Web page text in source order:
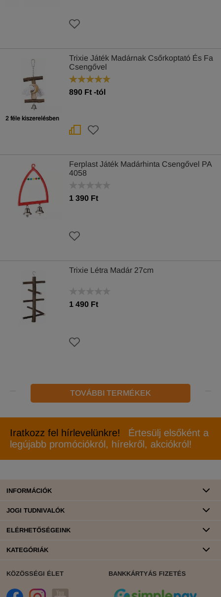
2 féle kiszerelésben
Trixie Játék Madárnak Csőrkoptató És Fa
Csengővel
890 Ft -tól
Ferplast Játék Madárhinta Csengővel PA
4058
1 390 Ft
Trixie Létra Madár 27cm
1 490 Ft
TOVÁBBI TERMÉKEK
Iratkozz fel hírlevelünkre!
Értesülj elsőként a
legújabb promóciókról, hírekről, akciókról!
INFORMÁCIÓK
JOGI TUDNIVALÓK
ELÉRHETŐSÉGEINK
KATEGÓRIÁK
KÖZÖSSÉGI ÉLET BANKKÁRTYÁS FIZETÉS